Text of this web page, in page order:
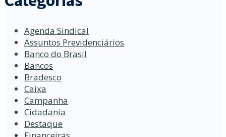
Agenda Sindical
Assuntos Previdenciários
Banco do Brasil
Bancos
Bradesco
Caixa
Campanha
Cidadania
Destaque